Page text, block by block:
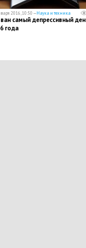
2016, 10:50 —Наука и техника
самый депрессивный
года